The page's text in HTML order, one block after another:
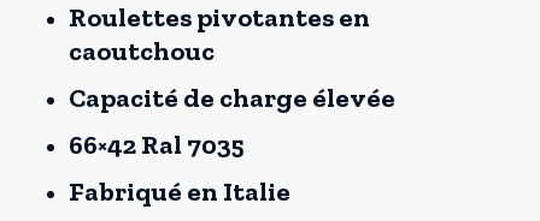
Roulettes pivotantes en
caoutchouc
Capacité de charge élevée
66×42 Ral 7035
Fabriqué en Italie